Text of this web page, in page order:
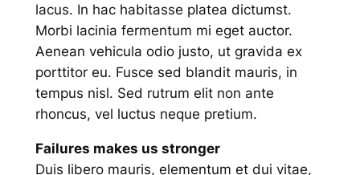
lacus. In hac habitasse platea dictumst.
Morbi lacinia fermentum mi eget auctor.
Aenean vehicula odio justo, ut gravida ex
porttitor eu. Fusce sed blandit mauris, in
tempus nisl. Sed rutrum elit non ante
rhoncus, vel luctus neque pretium.
Failures makes us stronger
Duis libero mauris, elementum et dui vitae,